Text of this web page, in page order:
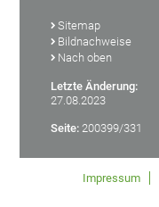
Sitemap
Bildnachweise
Nach oben
Letzte Änderung:
27.08.2023
Seite: 200399/331
Impressum